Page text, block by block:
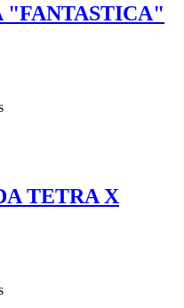
"FANTASTICA"
TETRA X